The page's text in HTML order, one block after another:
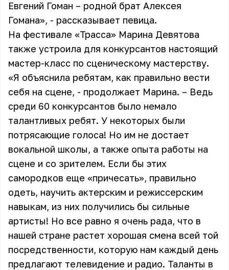
Евгений Гоман – родной брат Алексея
Гомана», - рассказывает певица.
На фестивале «Трасса» Марина Девятова
также устроила для конкурсантов настоящий
мастер-класс по сценическому мастерству.
«Я объяснила ребятам, как правильно вести
себя на сцене, - продолжает Марина. – Ведь
среди 60 конкурсантов было немало
талантливых ребят. У некоторых были
потрясающие голоса! Но им не достает
вокальной школы, а также опыта работы на
сцене и со зрителем. Если бы этих
самородков еще «причесать», правильно
одеть, научить актерским и режиссерским
навыкам, из них получились бы сильные
артисты! Но все равно я очень рада, что в
нашей стране растет хорошая смена всей той
посредственности, которую нам каждый день
предлагают телевидение и радио. Таланты в